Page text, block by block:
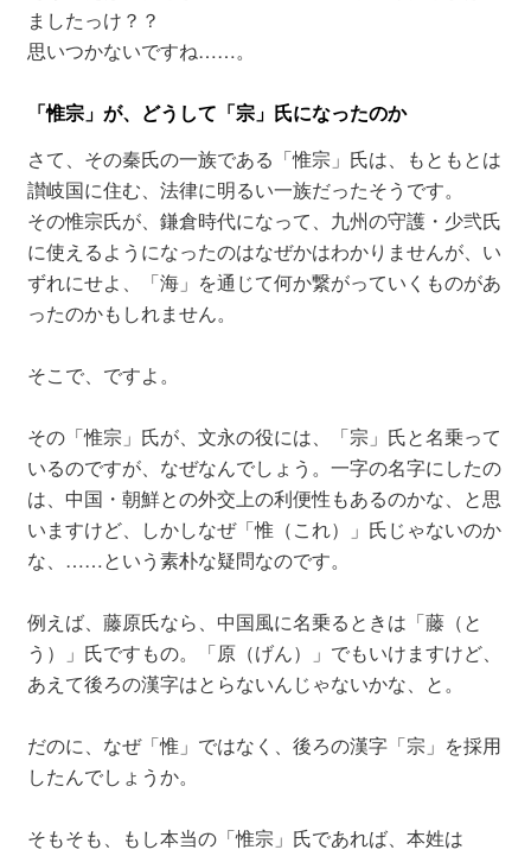
ましたっけ？？
思いつかないですね……。
「惟宗」が、どうして「宗」氏になったのか
さて、その秦氏の一族である「惟宗」氏は、もともとは
讃岐国に住む、法律に明るい一族だったそうです。
その惟宗氏が、鎌倉時代になって、九州の守護・少弐氏
に使えるようになったのはなぜかはわかりませんが、い
ずれにせよ、「海」を通じて何か繋がっていくものがあ
ったのかもしれません。
そこで、ですよ。
その「惟宗」氏が、文永の役には、「宗」氏と名乗って
いるのですが、なぜなんでしょう。一字の名字にしたの
は、中国・朝鮮との外交上の利便性もあるのかな、と思
いますけど、しかしなぜ「惟（これ）」氏じゃないのか
な、……という素朴な疑問なのです。
例えば、藤原氏なら、中国風に名乗るときは「藤（と
う）」氏ですもの。「原（げん）」でもいけますけど、
あえて後ろの漢字はとらないんじゃないかな、と。
だのに、なぜ「惟」ではなく、後ろの漢字「宗」を採用
したんでしょうか。
そもそも、もし本当の「惟宗」氏であれば、本姓は